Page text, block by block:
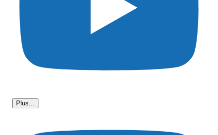
Plus...